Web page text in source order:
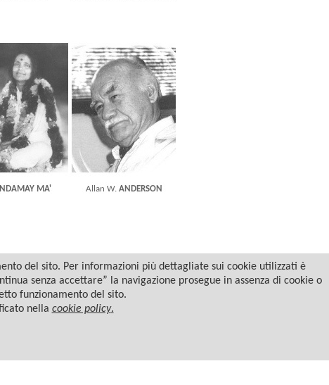
MA' Allan W. ANDERSON
del sito. Per informazioni più dettagliate sui cookie utilizzati è
senza accettare” la navigazione prosegue in assenza di cookie o
funzionamento del sito.
nella cookie policy.